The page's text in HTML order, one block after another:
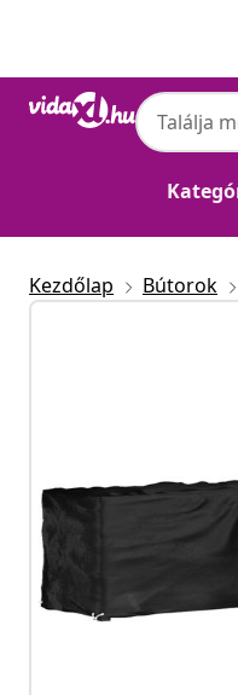
Kezdőlap Bútorok